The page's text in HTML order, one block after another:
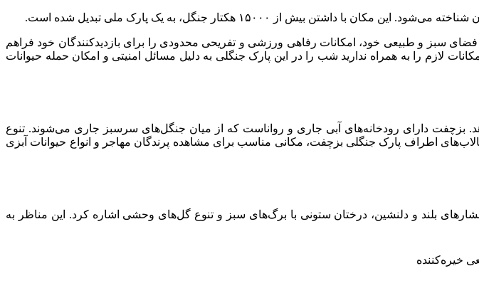
از ۱۵۰۰۰ هکتار جنگل، به یک پارک ملی تبدیل شده است.
سبز و طبیعی خود، امکانات رفاهی ورزشی و تفریحی محدودی را برای بازدیدکنندگان خود فراهم
لازم را به همراه ندارید شب را در این پارک جنگلی به دلیل مسائل امنیتی و امکان حمله حیوانات
بزچفت دارای رودخانه‌های آبی‌ جاری و رواناست که از میان جنگل‌های سرسبز جاری می‌شوند. تنوع
اطراف پارک جنگلی بزچفت، مکانی مناسب برای مشاهده پرندگان مهاجر و انواع حیوانات آبزی
بلند و دلنشین، درختان ستونی با برگ‌های سبز و تنوع گل‌های وحشی اشاره کرد. این مناظر به